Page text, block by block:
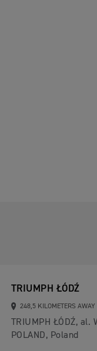
TRIUMPH ŁÓDŹ
248,5 KILOMETERS AWAY
TRIUMPH ŁÓDŹ,
POLAND, Poland